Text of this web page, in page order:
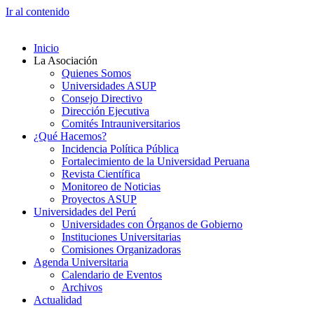
Ir al contenido
Inicio
La Asociación
Quienes Somos
Universidades ASUP
Consejo Directivo
Dirección Ejecutiva
Comités Intrauniversitarios
¿Qué Hacemos?
Incidencia Política Pública
Fortalecimiento de la Universidad Peruana
Revista Científica
Monitoreo de Noticias
Proyectos ASUP
Universidades del Perú
Universidades con Órganos de Gobierno
Instituciones Universitarias
Comisiones Organizadoras
Agenda Universitaria
Calendario de Eventos
Archivos
Actualidad